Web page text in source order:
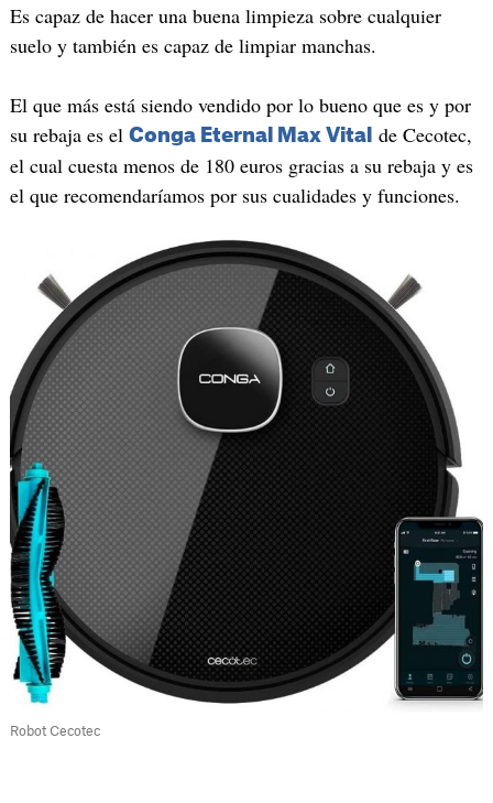
Es capaz de hacer una buena limpieza sobre cualquier
suelo y también es capaz de limpiar manchas.
El que más está siendo vendido por lo bueno que es y por
su rebaja es el Conga Eternal Max Vital de Cecotec,
el cual cuesta menos de 180 euros gracias a su rebaja y es
el que recomendaríamos por sus cualidades y funciones.
Robot Cecotec